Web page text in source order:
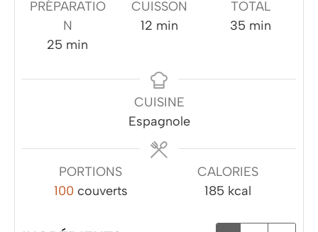
PRÉPARATIO
N
25 minutes
min
CUISSON
12minutes
min
TOTAL
35minutes
min
CUISINE
Espagnole
PORTIONS
100 couverts
CALORIES
185 kcal